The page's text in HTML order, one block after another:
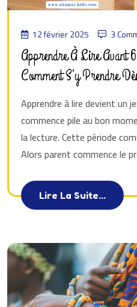
12 février 2025 3
Apprendre À Lire Avant
Comment S’y Prendre
Apprendre à lire devient un
commence pile au bon
la lecture. Cette période
Alors parent commence le
Lire La Suite...